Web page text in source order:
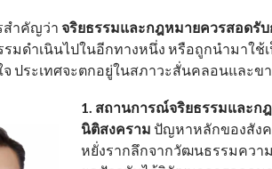
สำคัญว่า จริยธรรมและกฎหมายควรสอดรั
รมดำเนินไปในอีกทางหนึ่ง หรือถูกนำมาใ
ประเทศจะตกอยู่ในสภาวะสั่นคลอนและข
1. สถานการณ์จริยธรรมและก
นิติสงคราม ปัญหาหลักของสังค
หยั่งรากลึกจากวัฒนธรรมควา